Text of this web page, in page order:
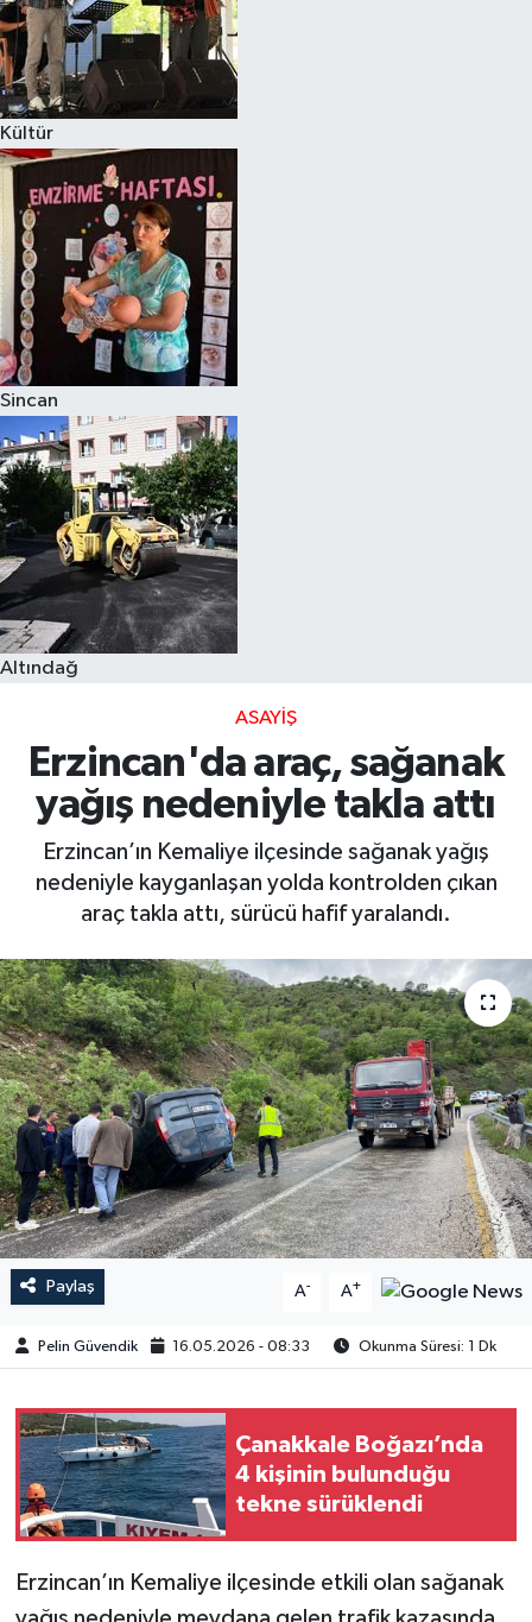
Kültür
Sincan
Altındağ
ASAYIŞ
Erzincan'da araç, sağanak
yağış nedeniyle takla attı
Erzincan’ın Kemaliye ilçesinde sağanak yağış
nedeniyle kayganlaşan yolda kontrolden çıkan
araç takla attı, sürücü hafif yaralandı.
Paylaş A- A+
Pelin Güvendik 16.05.2026 - 08:33 Okunma Süresi: 1 Dk
Çanakkale Boğazı’nda
4 kişinin bulunduğu
tekne sürüklendi
Erzincan’ın Kemaliye ilçesinde etkili olan sağanak